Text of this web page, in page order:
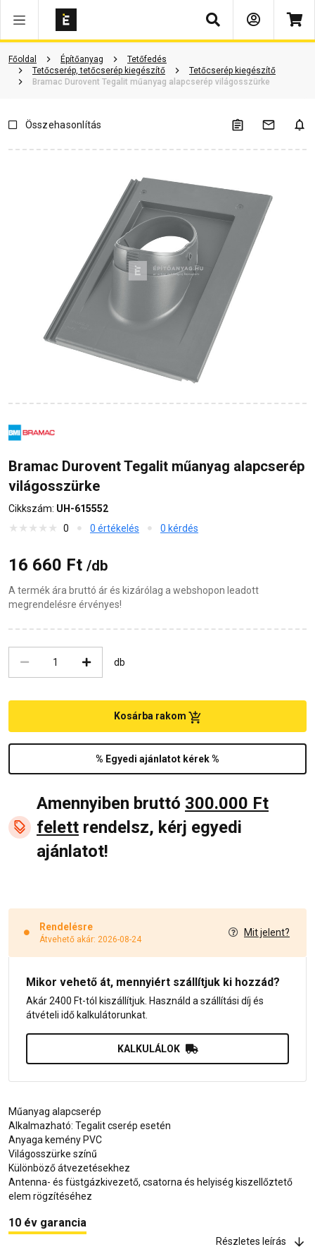
Keresés
Főoldal Építőanyag
Tetőfedés
Tetőcserép, tetőcserép kiegészítő
Tetőcserép kiegészítő
Bramac Durovent Tegalit műanyag alapcserép világosszürke
Vásárlói vélemények Kérdések és válaszok Kapcsolódó cikkek
Összehasonlítás
Bramac Durovent Tegalit műanyag alapcserép
világosszürke
Cikkszám: UH-615552
0
0 értékelés 0 kérdés
16 660 Ft /db
A termék ára bruttó ár és kizárólag a webshopon leadott
megrendelésre érvényes!
db
% Egyedi ajánlatot kérek %
Kosárba rakom
Amennyiben bruttó 300.000 Ft
felett rendelsz, kérj egyedi
ajánlatot!
Rendelésre
Átvehető akár: 2026-08-24
Mit jelent?
Mikor vehető át, mennyiért szállítjuk ki hozzád?
Akár 2400 Ft-tól kiszállítjuk. Használd a szállítási díj és
átvételi idő kalkulátorunkat.
KALKULÁLOK
Műanyag alapcserép
Alkalmazható: Tegalit cserép esetén
Anyaga kemény PVC
Világosszürke színű
Különböző átvezetésekhez
Antenna- és füstgázkivezető, csatorna és helyiség kiszellőztető
elem rögzítéséhez
10 év garancia
Részletes leírás